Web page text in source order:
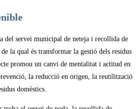
del servei municipal de neteja i recollida de
la qual és transformar la gestió dels residus
promou un canvi de mentalitat i actitud en
la reducció en origen, la reutilització
domèstics.